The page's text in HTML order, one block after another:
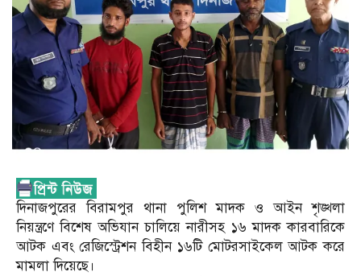
দিনাজপুরের বিরামপুর থানা পুলিশ মাদক ও আইন শৃঙ্খলা
নিয়ন্ত্রণে বিশেষ অভিযান চালিয়ে নারীসহ ১৬ মাদক কারবারিকে
আটক এবং রেজিস্ট্রেশন বিহীন ১৬টি মোটরসাইকেল আটক করে
মামলা দিয়েছে।